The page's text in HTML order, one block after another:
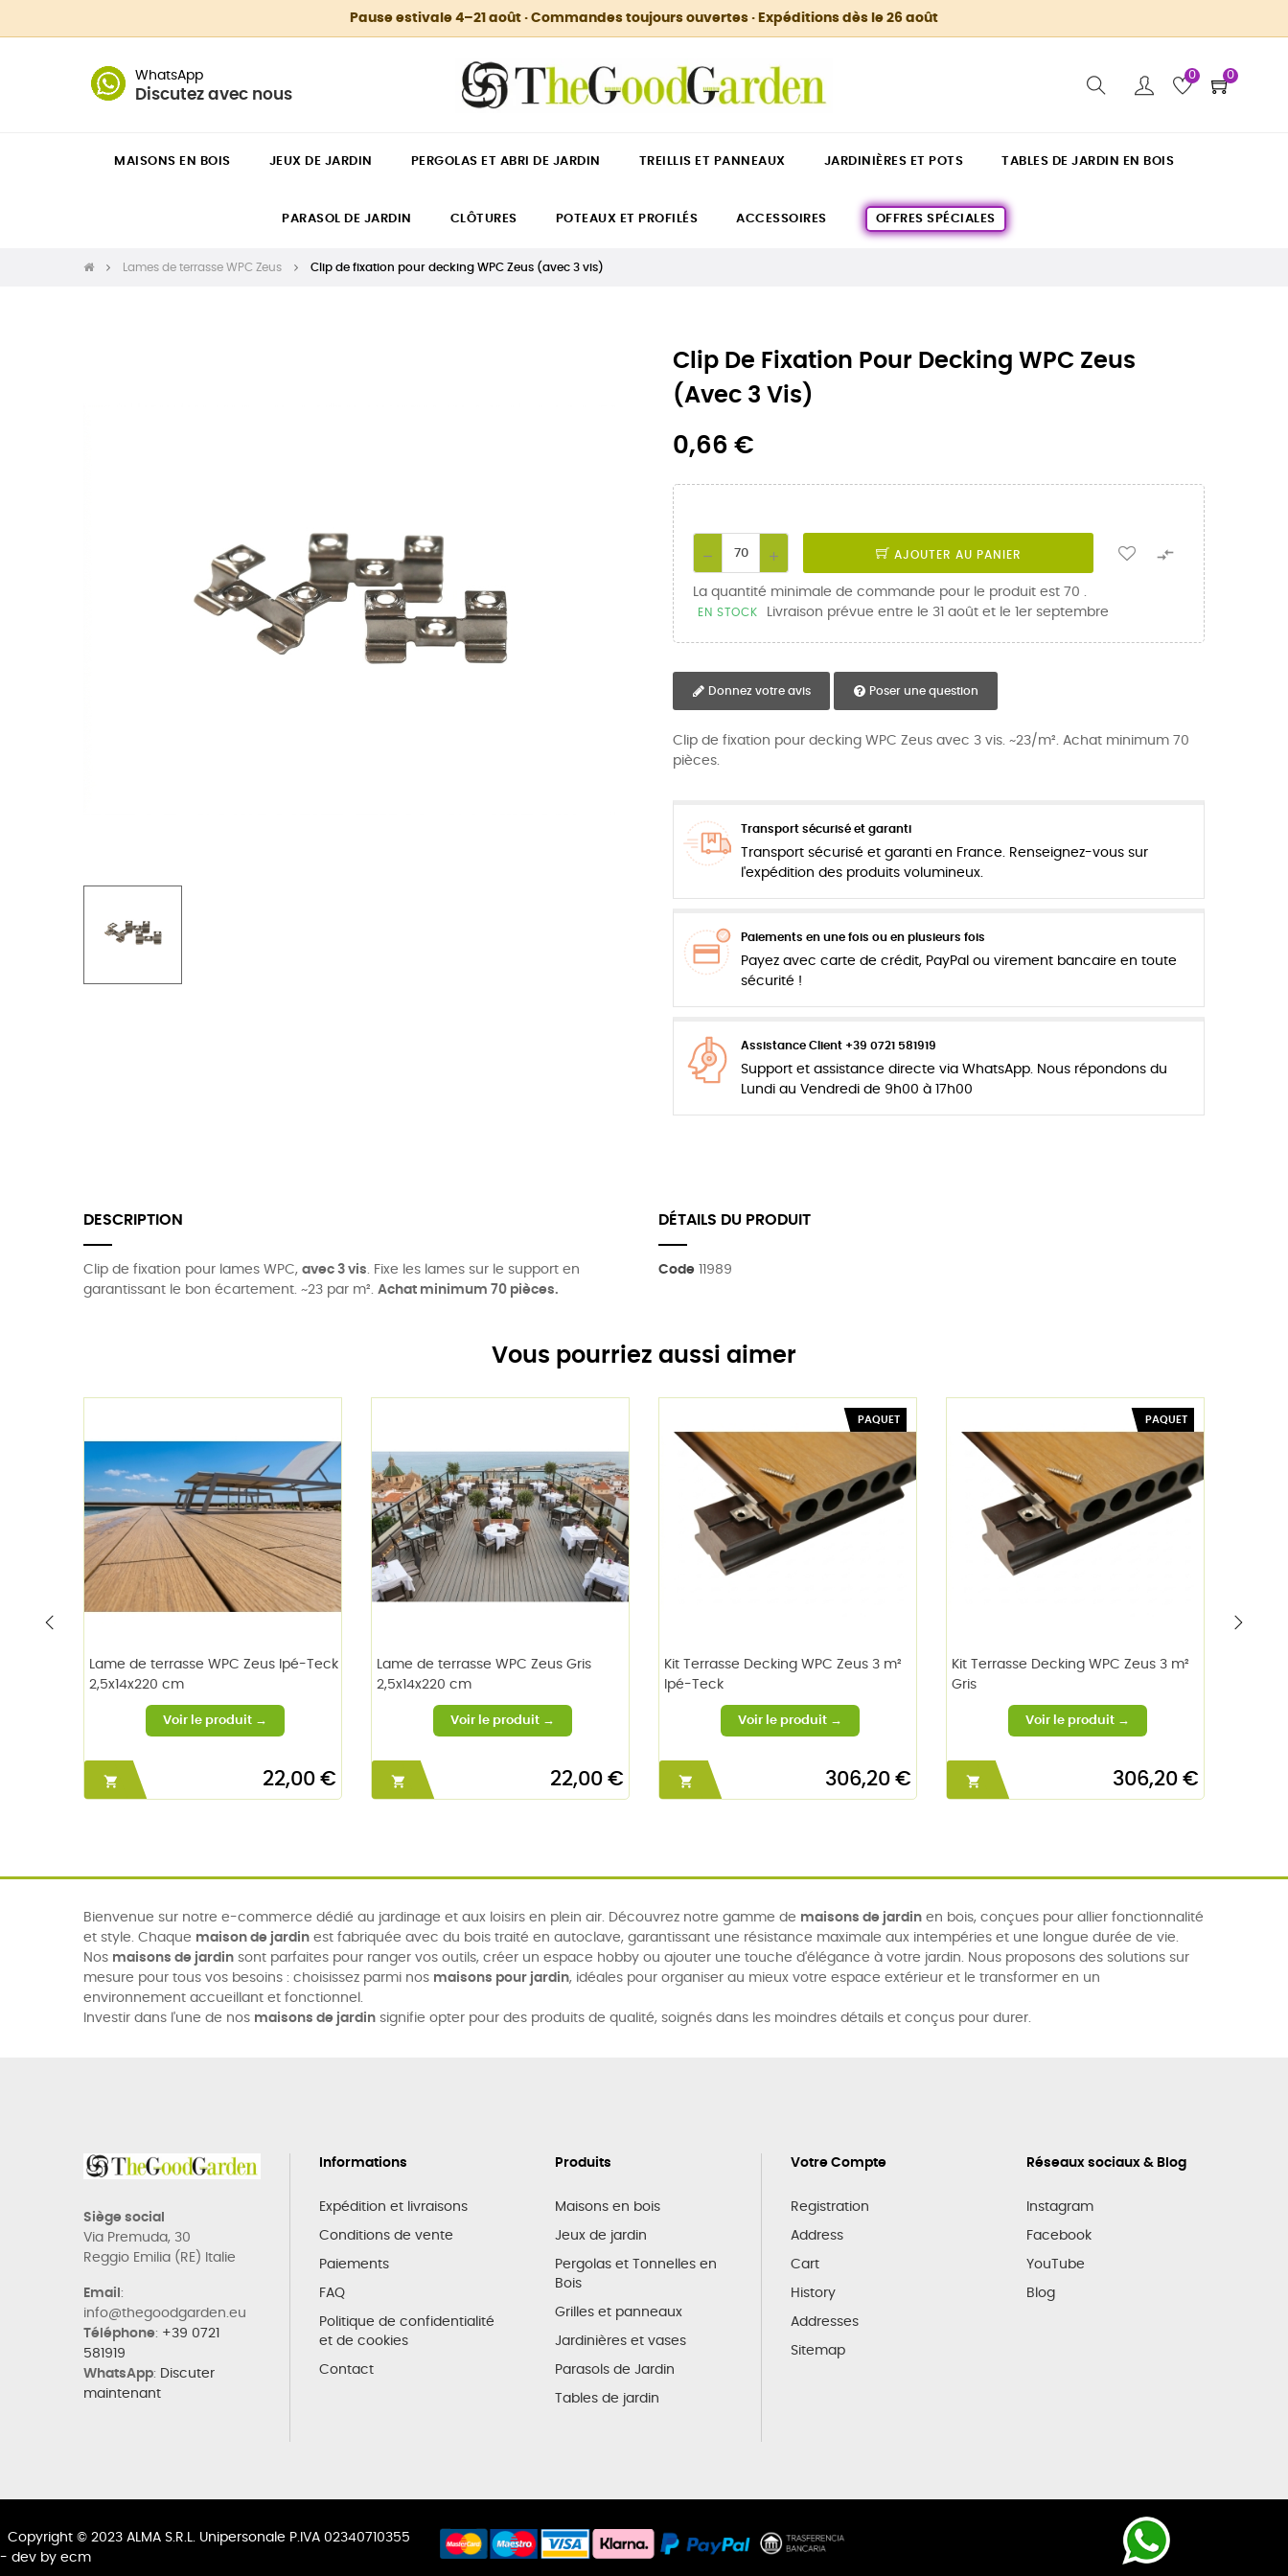
Pause estivale 4–21 août · Commandes toujours ouvertes · Expéditions dès le 26 août
WhatsApp
Discutez avec nous
0 0
MAISONS EN BOIS JEUX DE JARDIN PERGOLAS ET ABRI DE JARDIN TREILLIS ET PANNEAUX JARDINIÈRES ET POTS TABLES DE JARDIN EN BOIS
PARASOL DE JARDIN CLÔTURES POTEAUX ET PROFILÉS ACCESSOIRES OFFRES SPÉCIALES
Lames de terrasse WPC Zeus Clip de fixation pour decking WPC Zeus (avec 3 vis)
Clip De Fixation Pour Decking WPC Zeus
(avec 3 Vis)
0,66 €
AJOUTER AU PANIER 
La quantité minimale de commande pour le produit est 70 .
EN STOCK Livraison prévue entre le 31 août et le 1er septembre
Donnez votre avis Poser une question
Clip de fixation pour decking WPC Zeus avec 3 vis. ~23/m². Achat minimum 70
pièces.
Transport sécurisé et garanti
Transport sécurisé et garanti en France. Renseignez-vous sur
l'expédition des produits volumineux.
Paiements en une fois ou en plusieurs fois
Payez avec carte de crédit, PayPal ou virement bancaire en toute
sécurité !
Assistance Client +39 0721 581919
Support et assistance directe via WhatsApp. Nous répondons du
Lundi au Vendredi de 9h00 à 17h00
DESCRIPTION
Clip de fixation pour lames WPC, avec 3 vis. Fixe les lames sur le support en
garantissant le bon écartement. ~23 par m². Achat minimum 70 pièces.
DÉTAILS DU PRODUIT
Code 11989
Vous pourriez aussi aimer
Lame de terrasse WPC Zeus Ipé-Teck
2,5x14x220 cm
 22,00 €
Lame de terrasse WPC Zeus Gris
2,5x14x220 cm
 22,00 €
PAQUET
Kit Terrasse Decking WPC Zeus 3 m²
Ipé-Teck
 306,20 €
PAQUET
Kit Terrasse Decking WPC Zeus 3 m²
Gris
 306,20 €
Bienvenue sur notre e-commerce dédié au jardinage et aux loisirs en plein air. Découvrez notre gamme de maisons de jardin en bois, conçues pour allier fonctionnalité
et style. Chaque maison de jardin est fabriquée avec du bois traité en autoclave, garantissant une résistance maximale aux intempéries et une longue durée de vie.
Nos maisons de jardin sont parfaites pour ranger vos outils, créer un espace hobby ou ajouter une touche d'élégance à votre jardin. Nous proposons des solutions sur
mesure pour tous vos besoins : choisissez parmi nos maisons pour jardin, idéales pour organiser au mieux votre espace extérieur et le transformer en un
environnement accueillant et fonctionnel.
Investir dans l'une de nos maisons de jardin signifie opter pour des produits de qualité, soignés dans les moindres détails et conçus pour durer.
Siège social
Via Premuda, 30
Reggio Emilia (RE) Italie
Email :
info@thegoodgarden.eu
Téléphone: +39 0721
581919
WhatsApp: Discuter
maintenant
Informations
Expédition et livraisons
Conditions de vente
Paiements
FAQ
Politique de confidentialité
et de cookies
Contact
Produits
Maisons en bois
Jeux de jardin
Pergolas et Tonnelles en
Bois
Grilles et panneaux
Jardinières et vases
Parasols de Jardin
Tables de jardin
Votre Compte
Registration
Address
Cart
History
Addresses
Sitemap
Réseaux sociaux & Blog
Instagram
Facebook
YouTube
Blog
Copyright © 2023 ALMA S.R.L. Unipersonale P.IVA 02340710355
- dev by ecm